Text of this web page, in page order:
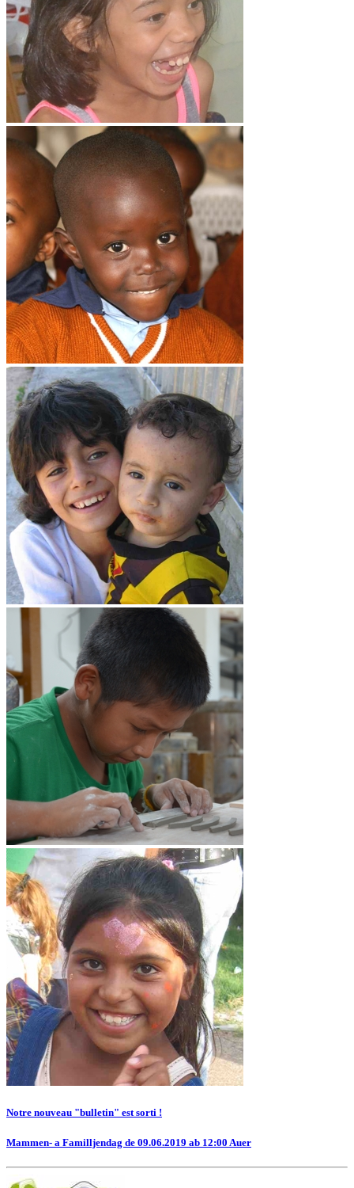
Notre nouveau "bulletin" est sorti !
Mammen- a Familljendag de 09.06.2019 ab 12:00 Auer